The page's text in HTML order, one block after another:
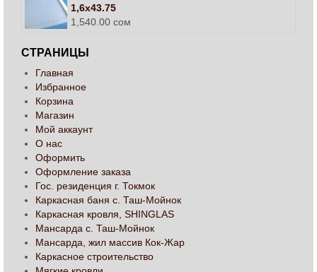
1,6х43.75
1,540.00 сом
СТРАНИЦЫ
Главная
Избранное
Корзина
Магазин
Мой аккаунт
О нас
Оформить
Оформление заказа
Гос. резиденция г. Токмок
Каркасная баня с. Таш-Мойнок
Каркасная кровля, SHINGLAS
Мансарда с. Таш-Мойнок
Мансарда, жил массив Кок-Жар
Каркасное строительство